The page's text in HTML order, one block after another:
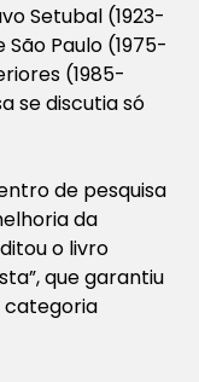
Setubal (1923-
Paulo (1975-
(1985-
se discutia só
de pesquisa
da
o livro
que garantiu
categoria